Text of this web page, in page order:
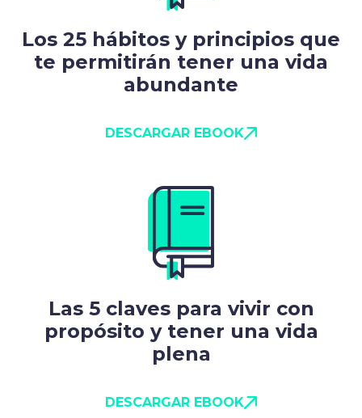
Los 25 hábitos y principios que
te permitirán tener una vida
abundante
DESCARGAR EBOOK
Las 5 claves para vivir con
propósito y tener una vida
plena
DESCARGAR EBOOK